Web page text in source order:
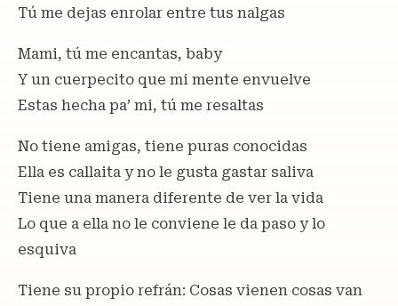
Tú me dejas enrolar entre tus nalgas
Mami, tú me encantas, baby
Y un cuerpecito que mi mente envuelve
Estas hecha pa’ mi, tú me resaltas
No tiene amigas, tiene puras conocidas
Ella es callaita y no le gusta gastar saliva
Tiene una manera diferente de ver la vida
Lo que a ella no le conviene le da paso y lo
esquiva
Tiene su propio refrán: Cosas vienen cosas van